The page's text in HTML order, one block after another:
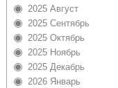
2025 Август
2025 Сентябрь
2025 Октябрь
2025 Ноябрь
2025 Декабрь
2026 Январь